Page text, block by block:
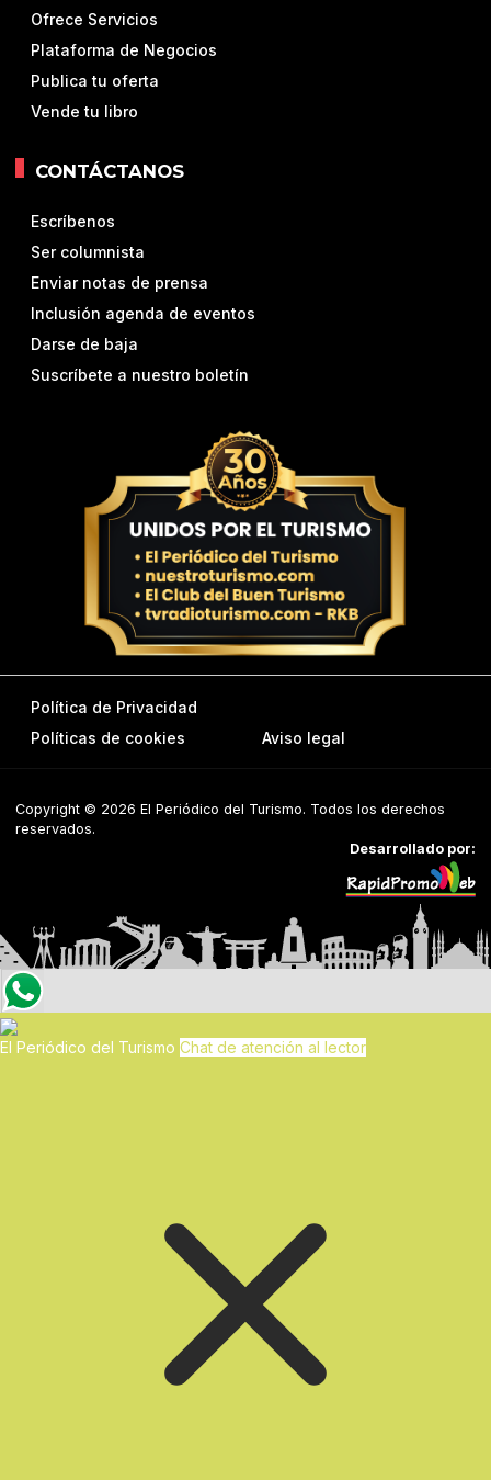
Ofrece Servicios
Plataforma de Negocios
Publica tu oferta
Vende tu libro
CONTÁCTANOS
Escríbenos
Ser columnista
Enviar notas de prensa
Inclusión agenda de eventos
Darse de baja
Suscríbete a nuestro boletín
Política de Privacidad
Políticas de cookies
Aviso legal
Copyright © 2026 El Periódico del Turismo. Todos los derechos
reservados.
Desarrollado por:
El Periódico del Turismo Chat de atención al lector